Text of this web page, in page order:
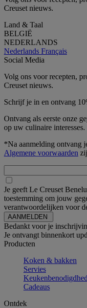
Creuset nieuws.
Land & Taal
BELGIË
NEDERLANDS
Nederlands Français
Social Media
Volg ons voor recepten,
Creuset nieuws.
Schrijf je in en ontvang
Ontvang als eerste onze
op uw culinaire interesses.
*Na aanmelding ontvang
Algemene voorwaarden
Je geeft Le Creuset
toestemming om jouw
verantwoordelijken voor
Bedankt voor je
Je ontvangt binnenkort
Producten
Koken & bakken
Servies
Cadeaus
Ontdek